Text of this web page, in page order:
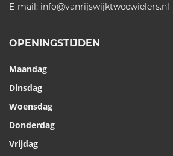
E-mail: info@vanrijswijktweewielers.nl
OPENINGSTIJDEN
Maandag
Dinsdag
Woensdag
Donderdag
Vrijdag